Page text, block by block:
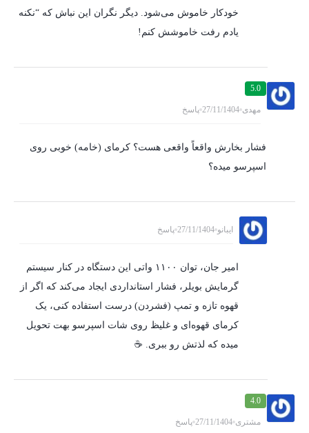
خودکار خاموش می‌شود. دیگر نگران این نباش که “نکنه
یادم رفت خاموشش کنم!
5.0
مهدی 27/11/1404 پاسخ
فشار بخارش واقعاً واقعی هست؟ کرمای (خامه) خوبی روی
اسپرسو میده؟
ایبانو 27/11/1404 پاسخ
امیر جان، توان ۱۱۰۰ واتی این دستگاه در کنار سیستم
گرمایش بویلر، فشار استانداردی ایجاد می‌کند که اگر از
قهوه تازه و تمپ (فشردن) درست استفاده کنی، یک
کرمای قهوه‌ای و غلیظ روی شات اسپرسو بهت تحویل
میده که لذتش رو ببری. ☕️
4.0
مشتری 27/11/1404 پاسخ